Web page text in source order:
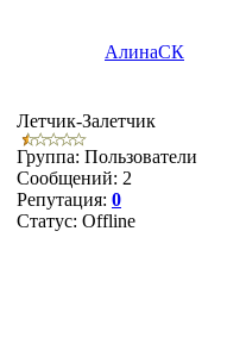
АлинаСК
Летчик-Залетчик
Группа: Пользователи
Сообщений: 2
Репутация: 0
Статус: Offline